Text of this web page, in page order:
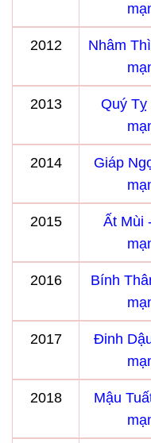
2012
Nhâm
2013
Quý Tỵ
2014
Giáp
2015
Ất Mùi
2016
Bính
2017
Đinh
2018
Mậu